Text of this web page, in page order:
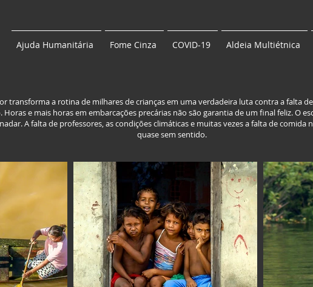
Ajuda Humanitária Fome Cinza COVID-19 Aldeia Multiétnica
transforma a rotina de milhares de crianças em uma verdadeira luta contra a falta
e mais horas em embarcações precárias não são garantia de um final feliz. O
A falta de professores, as condições climáticas e muitas vezes a falta de comida
quase sem sentido.